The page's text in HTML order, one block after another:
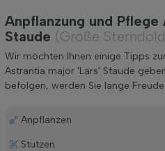
Anpflanzung und
Staude (Große
Wir möchten Ihnen einige Tipps
Astrantia major 'Lars' Staude
befolgen, werden Sie lange
Anpflanzen
Stutzen